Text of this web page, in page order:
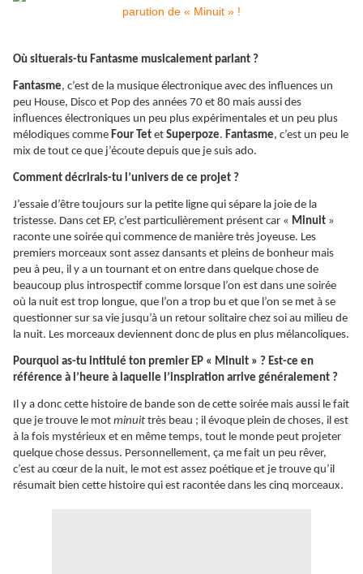
Où situerais-tu Fantasme musicalement parlant ?
Fantasme, c’est de la musique électronique avec des influences un
peu House, Disco et Pop des années 70 et 80 mais aussi des
influences électroniques un peu plus expérimentales et un peu plus
mélodiques comme Four Tet et Superpoze. Fantasme, c’est un peu le
mix de tout ce que j’écoute depuis que je suis ado.
Comment décrirais-tu l’univers de ce projet ?
J’essaie d’être toujours sur la petite ligne qui sépare la joie de la
tristesse. Dans cet EP, c’est particulièrement présent car « Minuit »
raconte une soirée qui commence de manière très joyeuse. Les
premiers morceaux sont assez dansants et pleins de bonheur mais
peu à peu, il y a un tournant et on entre dans quelque chose de
beaucoup plus introspectif comme lorsque l’on est dans une soirée
où la nuit est trop longue, que l’on a trop bu et que l’on se met à se
questionner sur sa vie jusqu’à un retour solitaire chez soi au milieu de
la nuit. Les morceaux deviennent donc de plus en plus mélancoliques.
Pourquoi as-tu intitulé ton premier EP « Minuit » ? Est-ce en
référence à l’heure à laquelle l’inspiration arrive généralement ?
Il y a donc cette histoire de bande son de cette soirée mais aussi le fait
que je trouve le mot minuit très beau ; il évoque plein de choses, il est
à la fois mystérieux et en même temps, tout le monde peut projeter
quelque chose dessus. Personnellement, ça me fait un peu rêver,
c’est au cœur de la nuit, le mot est assez poétique et je trouve qu’il
résumait bien cette histoire qui est racontée dans les cinq morceaux.